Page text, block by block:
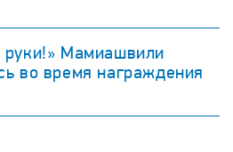
руки!» Мамиашвили
во время награждения